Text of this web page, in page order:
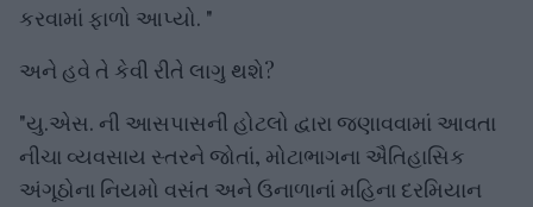
કરવામાં ફાળો આપ્યો. "
અને હવે તે કેવી રીતે લાગુ થશે?
"યુ.એસ. ની આસપાસની હોટલો દ્વારા જણાવવામાં આવતા
નીચા વ્યવસાય સ્તરને જોતાં, મોટાભાગના ઐતિહાસિક
અંગૂઠોના નિયમો વસંત અને ઉનાળાનાં મહિના દરમિયાન